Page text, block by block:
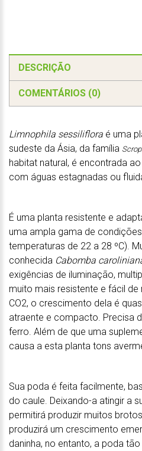
DESCRIÇÃO
COMENTÁRIOS (0)
Limnophila sessiliflora é uma
sudeste da Ásia, da família
habitat natural, é encontrada
com águas estagnadas ou
É uma planta resistente e
uma ampla gama de
temperaturas de 22 a 28 ºC).
conhecida Cabomba
exigências de iluminação,
muito mais resistente e fácil
CO2, o crescimento dela é
atraente e compacto. Precisa
ferro. Além de que uma
causa a esta planta tons
Sua poda é feita facilmente,
do caule. Deixando-a atingir a
permitirá produzir muitos
produzirá um crescimento
daninha, no entanto, a poda